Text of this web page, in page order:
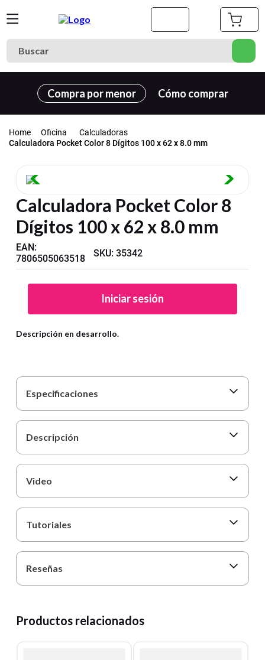
Buscar
Compra por menor Cómo comprar
Oficina
Calculadoras
Calculadora Pocket Color 8 Dígitos 100 x 62 x 8.0 mm
Calculadora Pocket Color 8
Dígitos 100 x 62 x 8.0 mm
EAN:
7806505063518
SKU:35342
Iniciar sesión
Descripción en desarrollo.
Especificaciones
Descripción
Video
Tutoriales
Reseñas
Productos relacionados
Términos más buscados
cuaderno
3. goma eva
5.
6. estuche
7. harry potter
8.
10